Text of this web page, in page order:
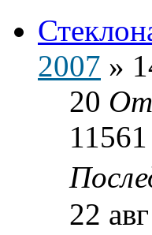
2007 »
20
11561
22